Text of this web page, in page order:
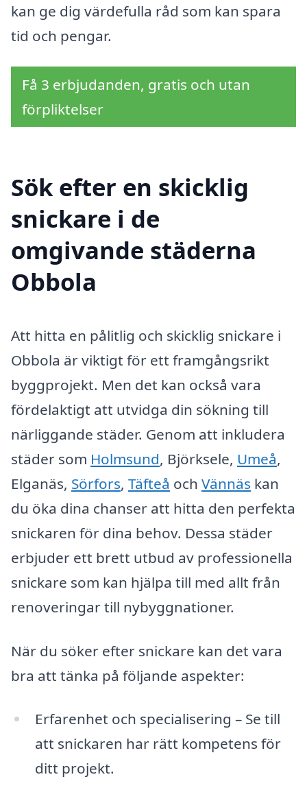
kan ge dig värdefulla råd som kan spara
tid och pengar.
Få 3 erbjudanden, gratis och utan
förpliktelser
Sök efter en skicklig
snickare i de
omgivande städerna
Obbola
Att hitta en pålitlig och skicklig snickare i
Obbola är viktigt för ett framgångsrikt
byggprojekt. Men det kan också vara
fördelaktigt att utvidga din sökning till
närliggande städer. Genom att inkludera
städer som Holmsund, Björksele, Umeå,
Elganäs, Sörfors, Täfteå och Vännäs kan
du öka dina chanser att hitta den perfekta
snickaren för dina behov. Dessa städer
erbjuder ett brett utbud av professionella
snickare som kan hjälpa till med allt från
renoveringar till nybyggnationer.
När du söker efter snickare kan det vara
bra att tänka på följande aspekter:
Erfarenhet och specialisering – Se till
att snickaren har rätt kompetens för
ditt projekt.